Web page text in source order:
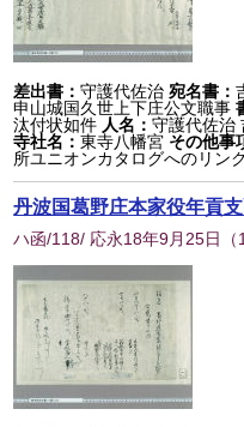
差出書：守護代佐治 宛名書：
申山城国久世上下庄公文職事
汰付状如件 人名：守護代佐治
寺社名：東寺八幡宮 その他事
所ユニオンカタログへのリン
丹波国葛野庄本家役年貢
ハ函/118/ 応永18年9月25日 （